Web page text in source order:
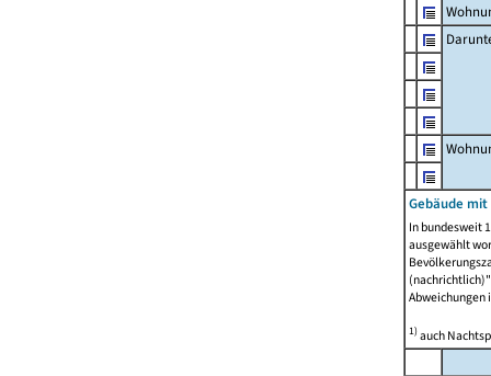
Gebäude
In bundesweit
ausgewählt
Abweichungen
1)auch